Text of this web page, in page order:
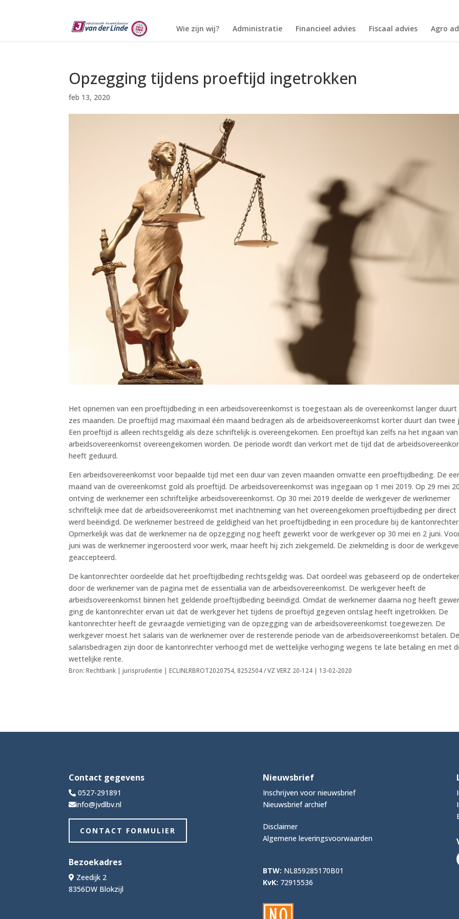
Wie zijn wij? Administratie Financieel advies Fiscaal advies Agro
Opzegging tijdens proeftijd ingetrokken
feb 13, 2020
Het opnemen van een proeftijdbeding in een arbeidsovereenkomst is toegestaan als de overeenkomst langer duurt
zes maanden. De proeftijd mag maximaal één maand bedragen als de arbeidsovereenkomst korter duurt dan twee
Een proeftijd is alleen rechtsgeldig als deze schriftelijk is overeengekomen. Een proeftijd kan zelfs na het ingaan van
arbeidsovereenkomst overeengekomen worden. De periode wordt dan verkort met de tijd dat de
heeft geduurd.
Een arbeidsovereenkomst voor bepaalde tijd met een duur van zeven maanden omvatte een proeftijdbeding. De
maand van de overeenkomst gold als proeftijd. De arbeidsovereenkomst was ingegaan op 1 mei 2019. Op 29 mei
ontving de werknemer een schriftelijke arbeidsovereenkomst. Op 30 mei 2019 deelde de werkgever de werknemer
schriftelijk mee dat de arbeidsovereenkomst met inachtneming van het overeengekomen proeftijdbeding per direct
werd beëindigd. De werknemer bestreed de geldigheid van het proeftijdbeding in een procedure bij de kantonrechter.
Opmerkelijk was dat de werknemer na de opzegging nog heeft gewerkt voor de werkgever op 30 mei en 2 juni.
juni was de werknemer ingeroosterd voor werk, maar heeft hij zich ziekgemeld. De ziekmelding is door de
geaccepteerd.
De kantonrechter oordeelde dat het proeftijdbeding rechtsgeldig was. Dat oordeel was gebaseerd op de
door de werknemer van de pagina met de essentialia van de arbeidsovereenkomst. De werkgever heeft de
arbeidsovereenkomst binnen het geldende proeftijdbeding beëindigd. Omdat de werknemer daarna nog heeft
ging de kantonrechter ervan uit dat de werkgever het tijdens de proeftijd gegeven ontslag heeft ingetrokken. De
kantonrechter heeft de gevraagde vernietiging van de opzegging van de arbeidsovereenkomst toegewezen. De
werkgever moest het salaris van de werknemer over de resterende periode van de arbeidsovereenkomst betalen. De
salarisbedragen zijn door de kantonrechter verhoogd met de wettelijke verhoging wegens te late betaling en met
wettelijke rente.
Bron: Rechtbank | jurisprudentie | ECLINLRBROT2020754, 8252504 / VZ VERZ 20-124 | 13-02-2020
Contact gegevens
0527-291891
info@jvdlbv.nl
CONTACT FORMULIER
Bezoekadres
Zeedijk 2
8356DW Blokzijl
Nieuwsbrief
Inschrijven voor nieuwsbrief
Nieuwsbrief archief
Disclaimer
Algemene leveringsvoorwaarden
BTW: NL859285170B01
KvK: 72915536